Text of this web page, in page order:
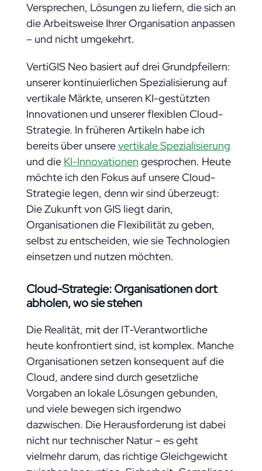
Versprechen, Lösungen zu liefern, die sich an
die Arbeitsweise Ihrer Organisation anpassen
– und nicht umgekehrt.
VertiGIS Neo basiert auf drei Grundpfeilern:
unserer kontinuierlichen Spezialisierung auf
vertikale Märkte, unseren KI-gestützten
Innovationen und unserer flexiblen Cloud-
Strategie. In früheren Artikeln habe ich
bereits über unserevertikale Spezialisierung
und die KI-Innovationen gesprochen. Heute
möchte ich den Fokus auf unsere Cloud-
Strategie legen, denn wir sind überzeugt:
Die Zukunft von GIS liegt darin,
Organisationen die Flexibilität zu geben,
selbst zu entscheiden, wie sie Technologien
einsetzen und nutzen möchten.
Cloud-Strategie:Organisationen dort
abholen, wo sie stehen
Die Realität, mit der IT-Verantwortliche
heute konfrontiert sind, ist komplex. Manche
Organisationen setzen konsequent auf die
Cloud, andere sind durch gesetzliche
Vorgaben an lokale Lösungen gebunden,
und viele bewegen sich irgendwo
dazwischen. Die Herausforderung ist dabei
nicht nur technischer Natur – es geht
vielmehr darum, das richtige Gleichgewicht